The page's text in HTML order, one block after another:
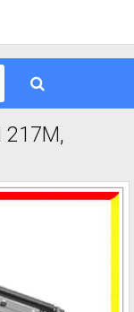
217M,